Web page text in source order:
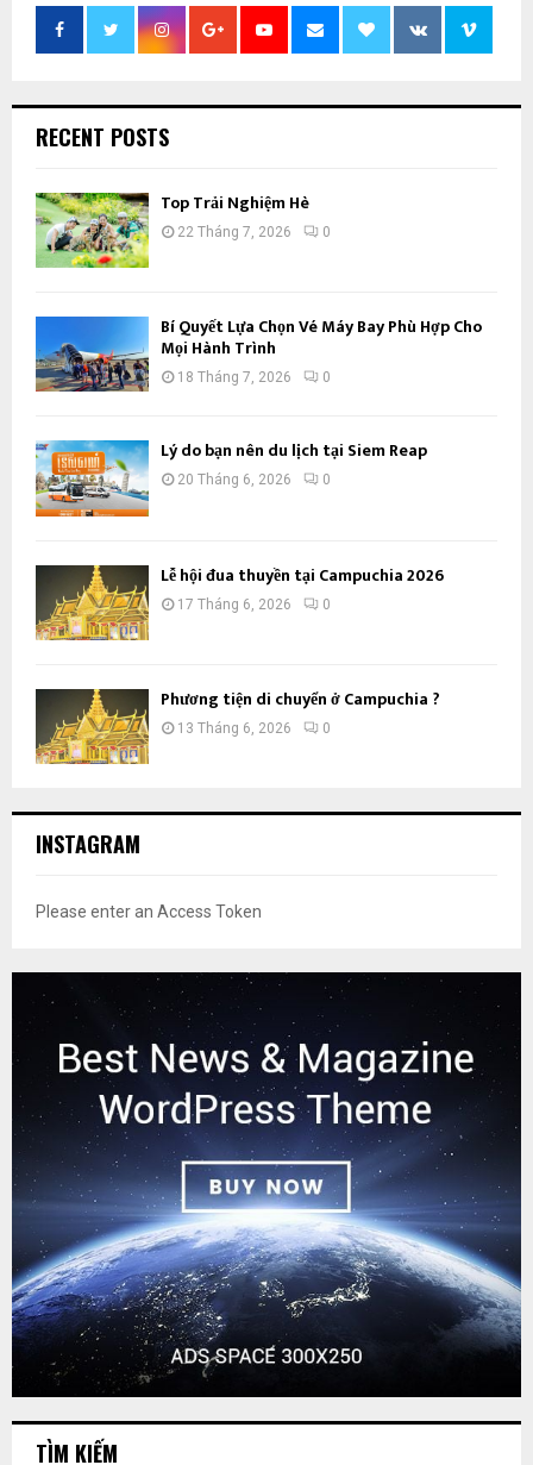
RECENT POSTS
Top Trải Nghiệm Hè
22 Tháng 7, 2026 0
Bí Quyết Lựa Chọn Vé Máy Bay Phù Hợp Cho
Mọi Hành Trình
18 Tháng 7, 2026 0
Lý do bạn nên du lịch tại Siem Reap
20 Tháng 6, 2026 0
Lễ hội đua thuyền tại Campuchia 2026
17 Tháng 6, 2026 0
Phương tiện di chuyển ở Campuchia ?
13 Tháng 6, 2026 0
INSTAGRAM
Please enter an Access Token
TÌM KIẾM